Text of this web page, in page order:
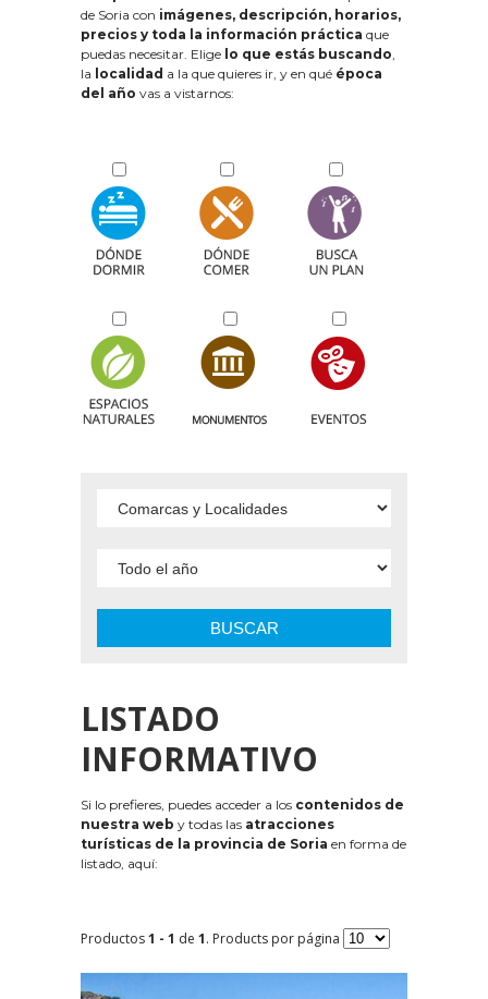
de Soria con imágenes, descripción, horarios,
precios y toda la información práctica que
puedas necesitar. Elige lo que estás buscando,
la localidad a la que quieres ir, y en qué época
del año vas a vistarnos:
BUSCAR
LISTADO
INFORMATIVO
Si lo prefieres, puedes acceder a los contenidos de
nuestra web y todas las atracciones
turísticas de la provincia de Soria en forma de
listado, aquí:
Productos1 - 1 de 1. Products por página